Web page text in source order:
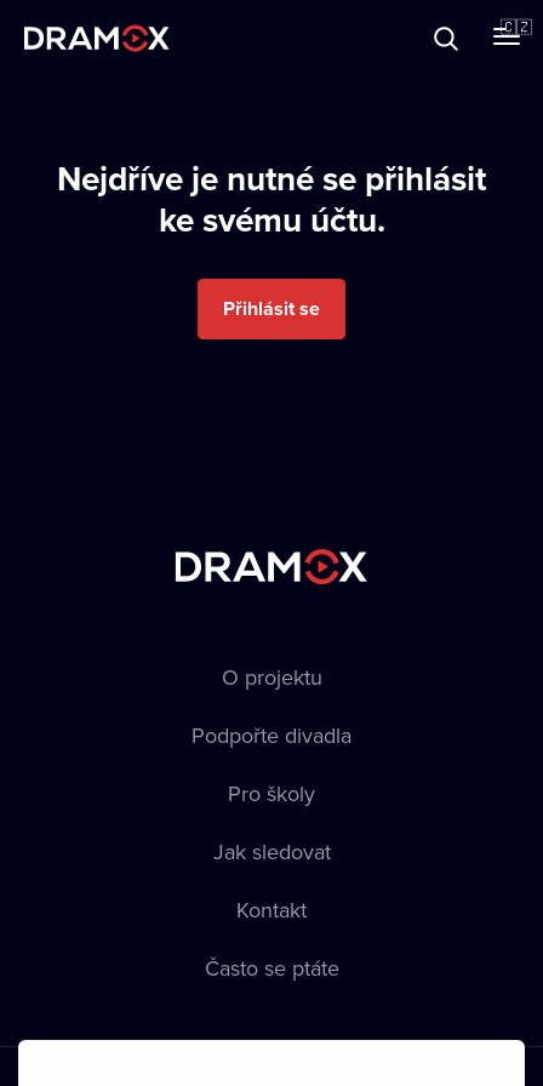
🇨🇿
Registrujte se
Nejdříve je nutné se přihlásit
ke svému účtu.
Přihlásit se
O projektu
Podpořte divadla
Pro školy
Jak sledovat
Kontakt
Často se ptáte